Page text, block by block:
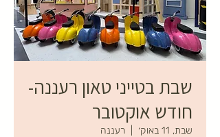
שבת בטייני טאון רעננה-
חודש אוקטובר
שבת, 11 באוק׳ רעננה